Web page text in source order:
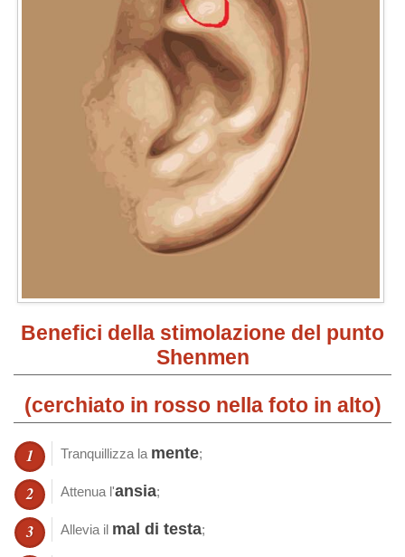
Benefici della stimolazione del punto
Shenmen
(cerchiato in rosso nella foto in alto)
Tranquillizza la mente;
Attenua l'ansia;
Allevia il mal di testa;